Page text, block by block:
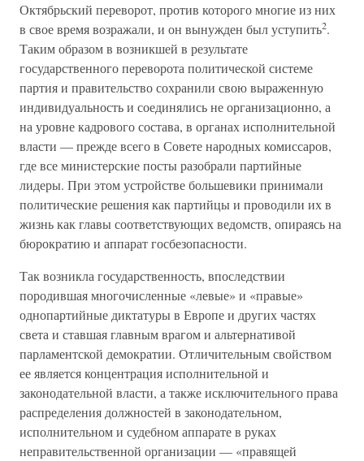
Октябрьский переворот, против которого многие из них
в свое время возражали, и он вынужден был уступить2.
Таким образом в возникшей в результате
государственного переворота политической системе
партия и правительство сохранили свою выраженную
индивидуальность и соединялись не организационно, а
на уровне кадрового состава, в органах исполнительной
власти — прежде всего в Совете народных комиссаров,
где все министерские посты разобрали партийные
лидеры. При этом устройстве большевики принимали
политические решения как партийцы и проводили их в
жизнь как главы соответствующих ведомств, опираясь на
бюрократию и аппарат госбезопасности.
Так возникла государственность, впоследствии
породившая многочисленные «левые» и «правые»
однопартийные диктатуры в Европе и других частях
света и ставшая главным врагом и альтернативой
парламентской демократии. Отличительным свойством
ее является концентрация исполнительной и
законодательной власти, а также исключительного права
распределения должностей в законодательном,
исполнительном и судебном аппарате в руках
неправительственной организации — «правящей